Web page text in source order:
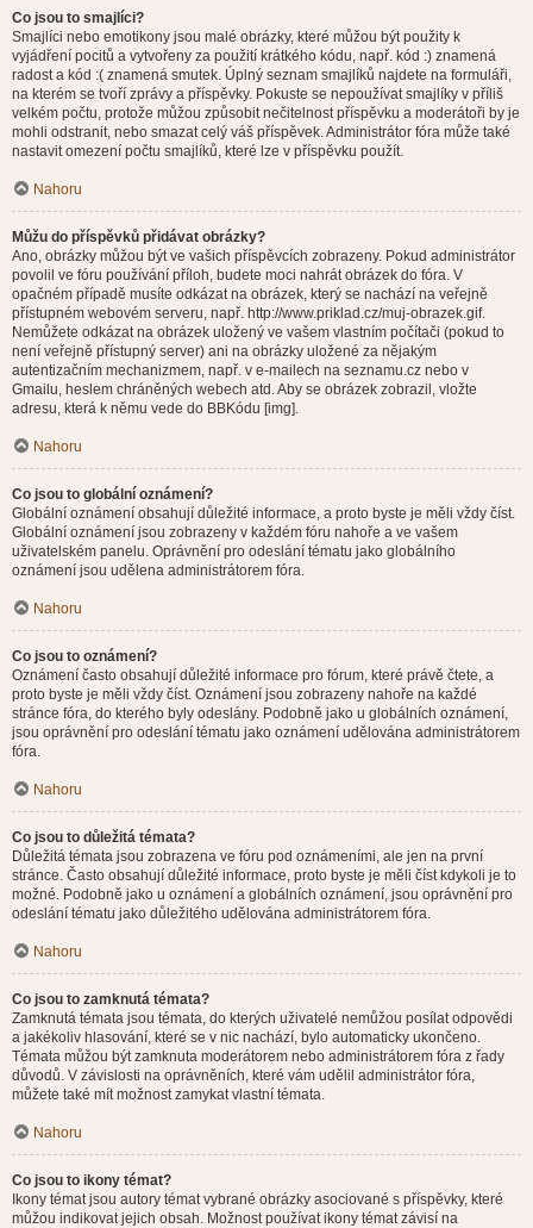
Co jsou to smajlíci?
Smajlíci nebo emotikony jsou malé obrázky, které můžou být použity k
vyjádření pocitů a vytvořeny za použití krátkého kódu, např. kód :) znamená
radost a kód :( znamená smutek. Úplný seznam smajlíků najdete na formuláři,
na kterém se tvoří zprávy a příspěvky. Pokuste se nepoužívat smajlíky v příliš
velkém počtu, protože můžou způsobit nečitelnost příspěvku a moderátoři by je
mohli odstranit, nebo smazat celý váš příspěvek. Administrátor fóra může také
nastavit omezení počtu smajlíků, které lze v příspěvku použít.
Nahoru
Můžu do příspěvků přidávat obrázky?
Ano, obrázky můžou být ve vašich příspěvcích zobrazeny. Pokud administrátor
povolil ve fóru používání příloh, budete moci nahrát obrázek do fóra. V
opačném případě musíte odkázat na obrázek, který se nachází na veřejně
přístupném webovém serveru, např. http://www.priklad.cz/muj-obrazek.gif.
Nemůžete odkázat na obrázek uložený ve vašem vlastním počítači (pokud to
není veřejně přístupný server) ani na obrázky uložené za nějakým
autentizačním mechanizmem, např. v e-mailech na seznamu.cz nebo v
Gmailu, heslem chráněných webech atd. Aby se obrázek zobrazil, vložte
adresu, která k němu vede do BBKódu [img].
Nahoru
Co jsou to globální oznámení?
Globální oznámení obsahují důležité informace, a proto byste je měli vždy číst.
Globální oznámení jsou zobrazeny v každém fóru nahoře a ve vašem
uživatelském panelu. Oprávnění pro odeslání tématu jako globálního
oznámení jsou udělena administrátorem fóra.
Nahoru
Co jsou to oznámení?
Oznámení často obsahují důležité informace pro fórum, které právě čtete, a
proto byste je měli vždy číst. Oznámení jsou zobrazeny nahoře na každé
stránce fóra, do kterého byly odeslány. Podobně jako u globálních oznámení,
jsou oprávnění pro odeslání tématu jako oznámení udělována administrátorem
fóra.
Nahoru
Co jsou to důležitá témata?
Důležitá témata jsou zobrazena ve fóru pod oznámeními, ale jen na první
stránce. Často obsahují důležité informace, proto byste je měli číst kdykoli je to
možné. Podobně jako u oznámení a globálních oznámení, jsou oprávnění pro
odeslání tématu jako důležitého udělována administrátorem fóra.
Nahoru
Co jsou to zamknutá témata?
Zamknutá témata jsou témata, do kterých uživatelé nemůžou posílat odpovědi
a jakékoliv hlasování, které se v nic nachází, bylo automaticky ukončeno.
Témata můžou být zamknuta moderátorem nebo administrátorem fóra z řady
důvodů. V závislosti na oprávněních, které vám udělil administrátor fóra,
můžete také mít možnost zamykat vlastní témata.
Nahoru
Co jsou to ikony témat?
Ikony témat jsou autory témat vybrané obrázky asociované s příspěvky, které
můžou indikovat jejich obsah. Možnost používat ikony témat závisí na